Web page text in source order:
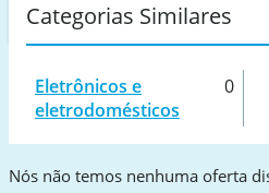
Categorias Similares
Eletrônicos e
eletrodomésticos
0
Nós não temos nenhuma oferta